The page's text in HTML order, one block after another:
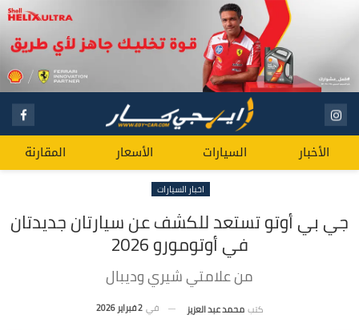
الأخبار السيارات الأسعار المقارنة
اخبار السيارات
جي بي أوتو تستعد للكشف عن سيارتان جديدتان
في أوتومورو 2026
من علامتي شيري وديبال
كتب محمد عبد العزيز في 2 فبراير 2026